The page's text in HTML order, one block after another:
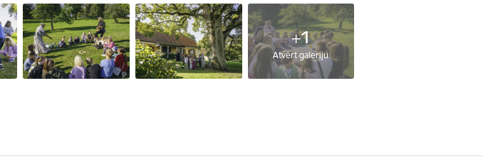
+1
Atvērt galeriju